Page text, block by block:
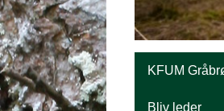
KFUM
Bliv leder